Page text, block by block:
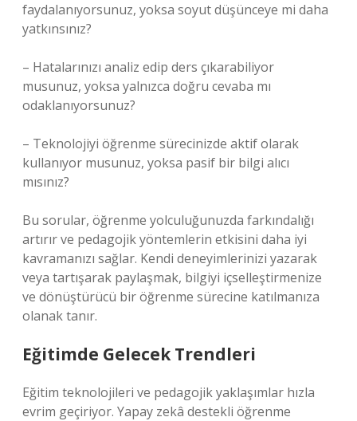
faydalanıyorsunuz, yoksa soyut düşünceye mi daha
yatkınsınız?
– Hatalarınızı analiz edip ders çıkarabiliyor
musunuz, yoksa yalnızca doğru cevaba mı
odaklanıyorsunuz?
– Teknolojiyi öğrenme sürecinizde aktif olarak
kullanıyor musunuz, yoksa pasif bir bilgi alıcı
mısınız?
Bu sorular, öğrenme yolculuğunuzda farkındalığı
artırır ve pedagojik yöntemlerin etkisini daha iyi
kavramanızı sağlar. Kendi deneyimlerinizi yazarak
veya tartışarak paylaşmak, bilgiyi içselleştirmenize
ve dönüştürücü bir öğrenme sürecine katılmanıza
olanak tanır.
Eğitimde Gelecek Trendleri
Eğitim teknolojileri ve pedagojik yaklaşımlar hızla
evrim geçiriyor. Yapay zekâ destekli öğrenme